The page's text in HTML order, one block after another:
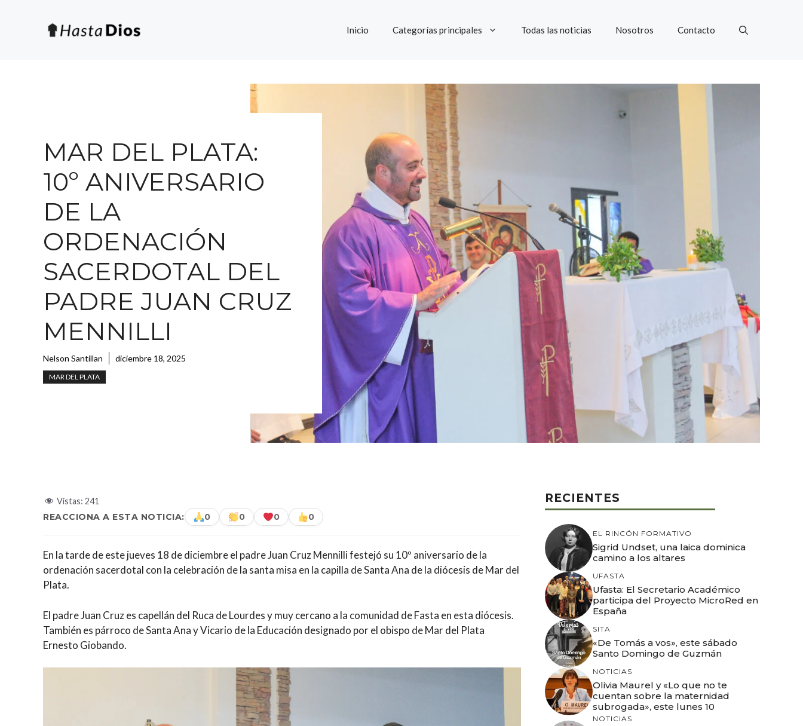
Inicio Categorías principales Todas las noticias Nosotros Contacto
MAR DEL PLATA:
10º ANIVERSARIO
DE LA
ORDENACIÓN
SACERDOTAL DEL
PADRE JUAN CRUZ
MENNILLI
Nelson Santillan diciembre 18, 2025
MAR DEL PLATA
Vistas: 241
REACCIONA A ESTA NOTICIA: 0 0 0 0
En la tarde de este jueves 18 de diciembre el padre Juan Cruz Mennilli festejó su 10º aniversario de la
ordenación sacerdotal con la celebración de la santa misa en la capilla de Santa Ana de la diócesis de Mar del
Plata.
El padre Juan Cruz es capellán del Ruca de Lourdes y muy cercano a la comunidad de Fasta en esta diócesis.
También es párroco de Santa Ana y Vicario de la Educación designado por el obispo de Mar del Plata
Ernesto Giobando.
RECIENTES
EL RINCÓN FORMATIVO
Sigrid Undset, una laica dominica
camino a los altares
UFASTA
Ufasta: El Secretario Académico
participa del Proyecto MicroRed en
España
SITA
«De Tomás a vos», este sábado
Santo Domingo de Guzmán
NOTICIAS
Olivia Maurel y «Lo que no te
cuentan sobre la maternidad
subrogada», este lunes 10
NOTICIAS